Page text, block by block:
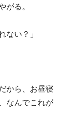
がる。
ない？」
から、お昼寝
なんでこれが